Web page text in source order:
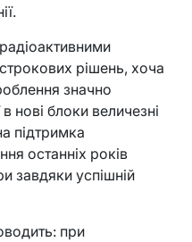
рішень, хоча
значно
нові блоки величезні
підтримка
останніх років
завдяки успішній
при